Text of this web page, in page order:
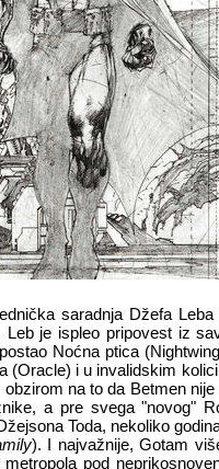
saradnja Džefa
Leb je ispleo pripovest iz
Noćna ptica
(Oracle) i u invalidskim
na to da Betmen
a pre svega "novog"
Toda, nekoliko
). I najvažnije, Gotam
pod